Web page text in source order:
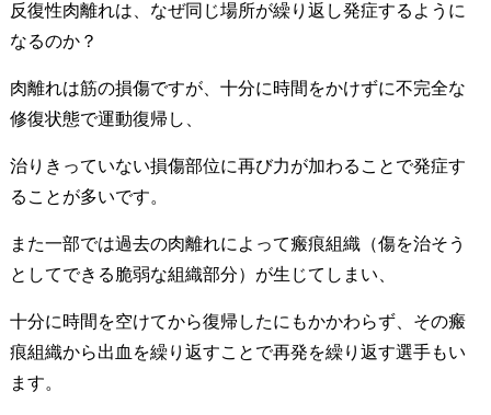
反復性肉離れは、なぜ同じ場所が繰り返し発症するように
なるのか？
肉離れは筋の損傷ですが、十分に時間をかけずに不完全な
修復状態で運動復帰し、
治りきっていない損傷部位に再び力が加わることで発症す
ることが多いです。
また一部では過去の肉離れによって瘢痕組織（傷を治そう
としてできる脆弱な組織部分）が生じてしまい、
十分に時間を空けてから復帰したにもかかわらず、その瘢
痕組織から出血を繰り返すことで再発を繰り返す選手もい
ます。